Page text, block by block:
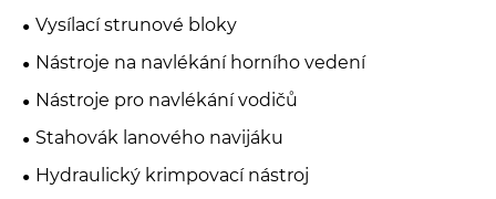
Vysílací strunové bloky
Nástroje na navlékání horního vedení
Nástroje pro navlékání vodičů
Stahovák lanového navijáku
Hydraulický krimpovací nástroj